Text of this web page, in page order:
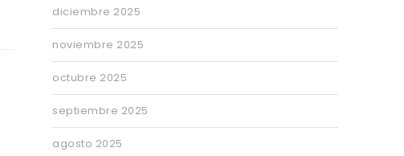
diciembre 2025
noviembre 2025
octubre 2025
septiembre 2025
agosto 2025